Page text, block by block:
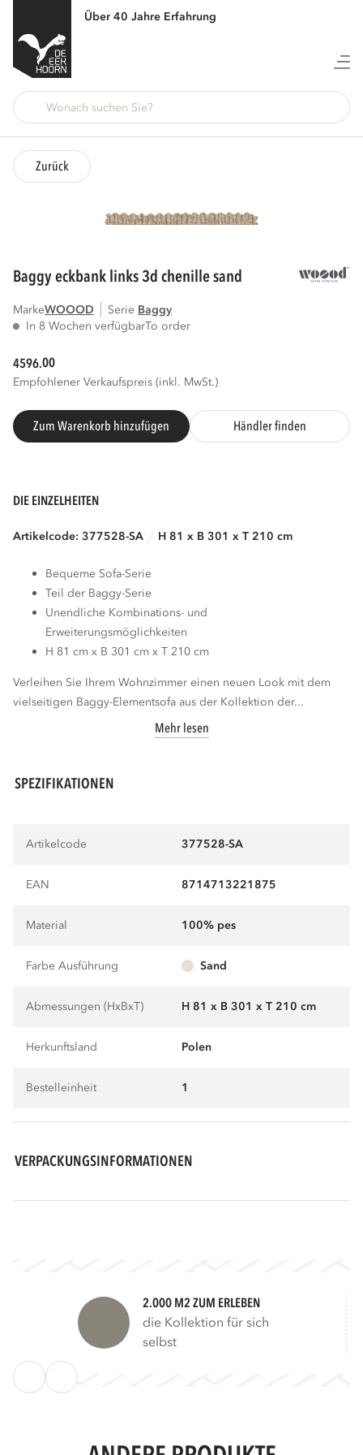
Über 40 Jahre Erfahrung
Zurück
baggy eckbank links 3d chenille sand
MarkeWOOOD Serie
baggy
In 8 Wochen verfügbarTo order
4596.00
Empfohlener Verkaufspreis (inkl. MwSt.)
Zum Warenkorb hinzufügen Händler finden
DIE EINZELHEITEN
Artikelcode: 377528-SA H 81 x B 301 x T 210 cm
Bequeme Sofa-Serie
Teil der Baggy-Serie
Unendliche Kombinations- und
Erweiterungsmöglichkeiten
H 81 cm x B 301 cm x T 210 cm
Verleihen Sie Ihrem Wohnzimmer einen neuen Look mit dem
vielseitigen Baggy-Elementsofa aus der Kollektion der...
Mehr lesen
SPEZIFIKATIONEN
Artikelcode 377528-SA
EAN 8714713221875
Material 100% pes
Farbe Ausführung sand
Abmessungen (HxBxT) H 81 x B 301 x T 210 cm
Herkunftsland Polen
Bestelleinheit 1
VERPACKUNGSINFORMATIONEN
2.000 M2 ZUM ERLEBEN
die Kollektion für sich
selbst